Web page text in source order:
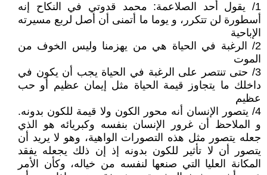
1/ يقول أحد الصلاعمة: محمد قدوتي في النكاح إنه
أسطورة لن تتكرر، و يوما ما أتمنى أن أصل لربع مسيرته
الإباحية
2/ الرغبة في الحياة هي من يهزمنا وليس الخوف من
الموت
3/ حتى تنتصر على الرغبة في الحياة يجب أن يكون في
داخلك ما يتجاوز قيمة الحياة مثل إيمان عظيم أو حب
عظيم
4/ يتصور الإنسان أنه محور الكون ولا قيمة للكون بدونه.
و الملاحظ أن غرور الإنسان بنفسه وكبريائه هو الذي
جعله يتصور مثل هذه التصورات الواهية، وهو لا يريد أن
يتصور أن لا تأثير للكون بدونه إذ إن ذلك يجعله يفقد
المكانة العليا التي صنعها لنفسه من خياله، وكأن الأمر